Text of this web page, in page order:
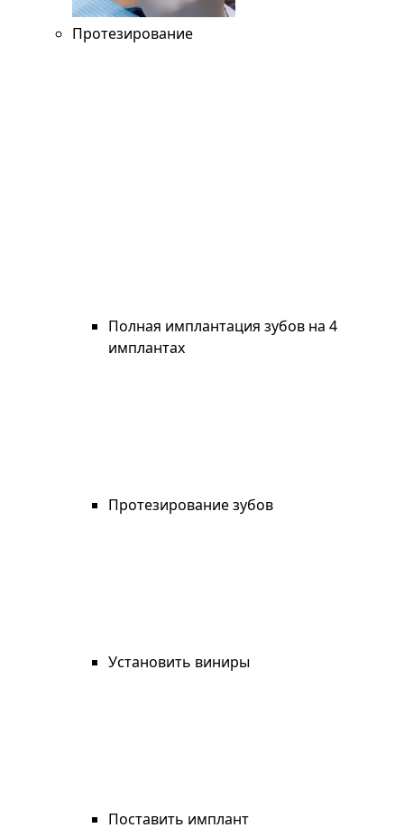
Протезирование
Полная имплантация зубов на 4
имплантах
Протезирование зубов
Установить виниры
Поставить имплант